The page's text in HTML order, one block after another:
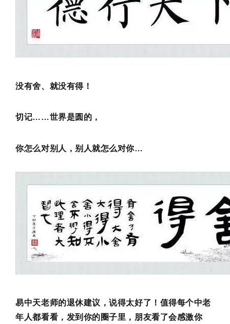
没有舍、就没有得！
切记……世界是圆的，
你怎么对别人，别人就怎么对你…
易中天老师的退休建议，说得太好了！值得每个中老
年人都看看，发到你的圈子里，朋友看了会感激你